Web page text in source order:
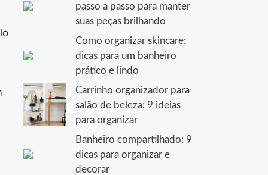
passo a passo para manter
suas peças brilhando
Como organizar skincare:
dicas para um banheiro
prático e lindo
Carrinho organizador para
salão de beleza: 9 ideias
para organizar
Banheiro compartilhado: 9
dicas para organizar e
decorar